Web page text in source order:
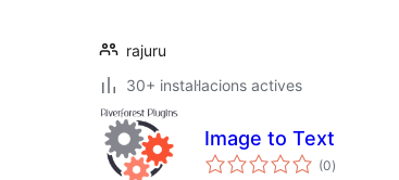
rajuru
30+ instal·lacions actives
Image to Text
(0puntuacions
totals
)